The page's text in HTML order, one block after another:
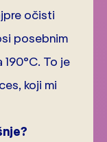
očisti
posebnim
To je
koji mi